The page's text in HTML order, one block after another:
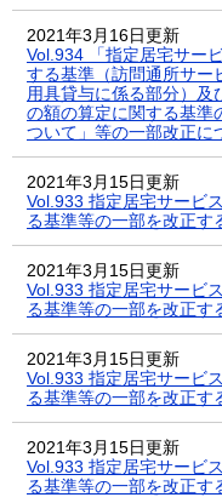
2021年3月16日更新
Vol.934 「指定居宅サー
する基準（訪問通所サー
用具貸与に係る部分）及
の額の算定に関する基準
ついて」等の一部改正に
2021年3月15日更新
Vol.933 指定居宅サービ
る基準等の一部を改正す
2021年3月15日更新
Vol.933 指定居宅サービ
る基準等の一部を改正す
2021年3月15日更新
Vol.933 指定居宅サービ
る基準等の一部を改正す
2021年3月15日更新
Vol.933 指定居宅サービ
る基準等の一部を改正す